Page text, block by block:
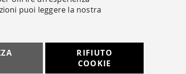
Whatsapp
puoi leggere la nostra
RIFIUTO
COOKIE